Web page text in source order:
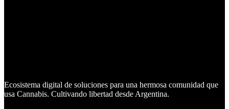
Ecosistema digital de soluciones para una hermosa comunidad que
usa Cannabis. Cultivando libertad desde Argentina.